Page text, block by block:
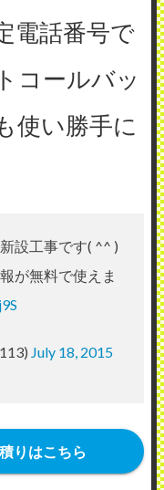
電話番号で
コールバッ
使い勝手に
設工事です( ^^ )
が無料で使えま
July 18, 2015
りはこちら